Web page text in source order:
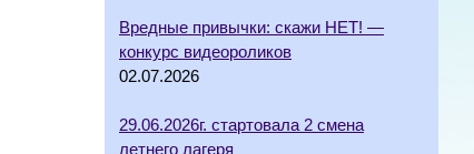
Вредные привычки: скажи НЕТ! —
конкурс видеороликов
02.07.2026
29.06.2026г. стартовала 2 смена
летнего лагеря